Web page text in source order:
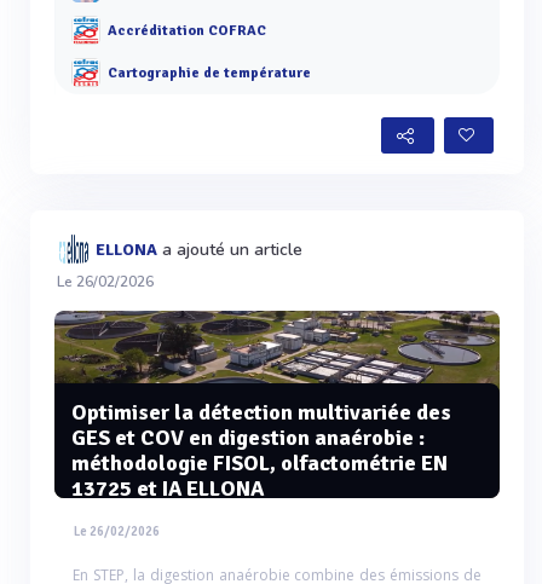
Accréditation COFRAC
Cartographie de température
ELLONA a ajouté un article
Le 26/02/2026
Optimiser la détection multivariée des
GES et COV en digestion anaérobie :
méthodologie FISOL, olfactométrie EN
13725 et IA ELLONA
Le 26/02/2026
En STEP, la digestion anaérobie combine des émissions de